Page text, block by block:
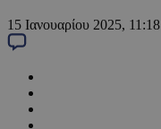
15 Ιανουαρίου 2025, 11:18